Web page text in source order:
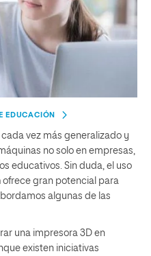
EDUCACIÓN
vez más generalizado y
no solo en empresas,
educativos. Sin duda, el uso
ofrece gran potencial para
algunas de las
una impresora 3D en
existen iniciativas